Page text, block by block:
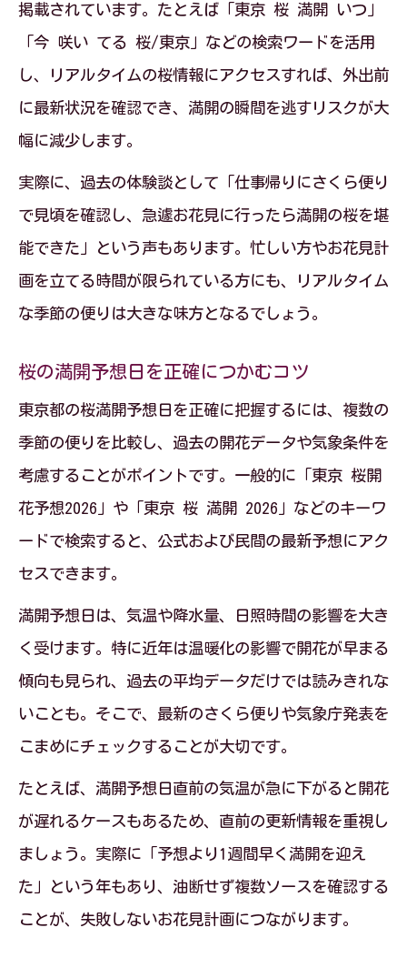
掲載されています。たとえば「東京 桜 満開 いつ」
「今 咲い てる 桜/東京」などの検索ワードを活用
し、リアルタイムの桜情報にアクセスすれば、外出前
に最新状況を確認でき、満開の瞬間を逃すリスクが大
幅に減少します。
実際に、過去の体験談として「仕事帰りにさくら便り
で見頃を確認し、急遽お花見に行ったら満開の桜を堪
能できた」という声もあります。忙しい方やお花見計
画を立てる時間が限られている方にも、リアルタイム
な季節の便りは大きな味方となるでしょう。
桜の満開予想日を正確につかむコツ
東京都の桜満開予想日を正確に把握するには、複数の
季節の便りを比較し、過去の開花データや気象条件を
考慮することがポイントです。一般的に「東京 桜開
花予想2026」や「東京 桜 満開 2026」などのキーワ
ードで検索すると、公式および民間の最新予想にアク
セスできます。
満開予想日は、気温や降水量、日照時間の影響を大き
く受けます。特に近年は温暖化の影響で開花が早まる
傾向も見られ、過去の平均データだけでは読みきれな
いことも。そこで、最新のさくら便りや気象庁発表を
こまめにチェックすることが大切です。
たとえば、満開予想日直前の気温が急に下がると開花
が遅れるケースもあるため、直前の更新情報を重視し
ましょう。実際に「予想より1週間早く満開を迎え
た」という年もあり、油断せず複数ソースを確認する
ことが、失敗しないお花見計画につながります。